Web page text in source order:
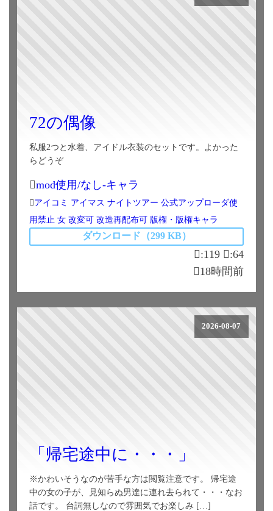
72の偶像
私服2つと水着、アイドル衣装のセットです。よかった
らどうぞ
mod使用/なし-キャラ
アイコミ アイマス ナイトツアー 公式アップローダ使
用禁止 女 改変可 改造再配布可 版権・版権キャラ
ダウンロード（299 KB）
:119
:64
18時間前
2026-08-07
「帰宅途中に・・・」
※かわいそうなのが苦手な方は閲覧注意です。 帰宅途
中の女の子が、見知らぬ男達に連れ去られて・・・なお
話です。 台詞無しなので雰囲気でお楽しみ […]